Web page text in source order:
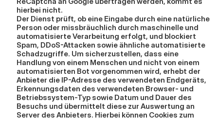
hierbei nicht.
Der Dienst prüft, ob eine Eingabe durch eine natürliche
Person oder missbräuchlich durch maschinelle und
automatisierte Verarbeitung erfolgt, und blockiert
Spam, DDoS-Attacken sowie ähnliche automatisierte
Schadzugriffe. Um sicherzustellen, dass eine
Handlung von einem Menschen und nicht von einem
automatisierten Bot vorgenommen wird, erhebt der
Anbieter die IP-Adresse des verwendeten Endgeräts,
Erkennungsdaten des verwendeten Browser- und
Betriebssystem-Typ sowie Datum und Dauer des
Besuchs und übermittelt diese zur Auswertung an
Server des Anbieters. Hierbei können Cookies zum